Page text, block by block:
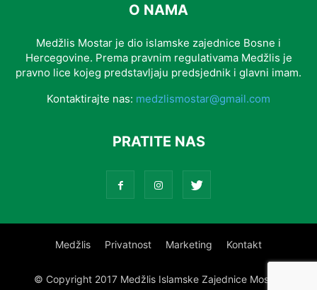
O NAMA
Medžlis Mostar je dio islamske zajednice Bosne i
Hercegovine. Prema pravnim regulativama Medžlis je
pravno lice kojeg predstavljaju predsjednik i glavni imam.
Kontaktirajte nas: medzlismostar@gmail.com
PRATITE NAS
Medžlis Privatnost Marketing Kontakt
© Copyright 2017 Medžlis Islamske Zajednice Mostar.